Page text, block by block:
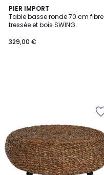
PIER IMPORT
Table basse ronde 70 cm fibre
tressée et bois SWING
329,00 €